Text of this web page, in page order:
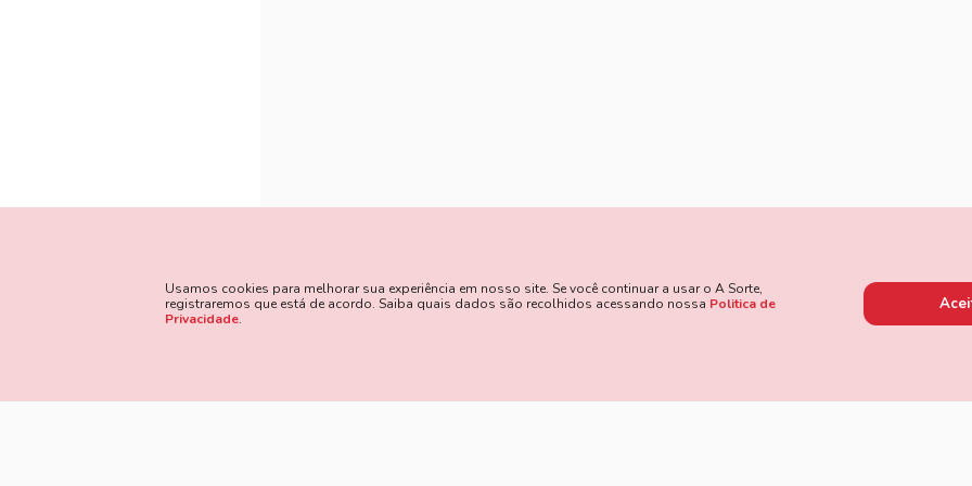
Usamos cookies para melhorar sua experiência em nosso site. Se você continuar a usar o A Sorte,
registraremos que está de acordo. Saiba quais dados são recolhidos acessando nossa Politica de
Privacidade.